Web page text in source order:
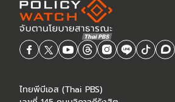
ไทยพีบีเอส (Thai PBS)